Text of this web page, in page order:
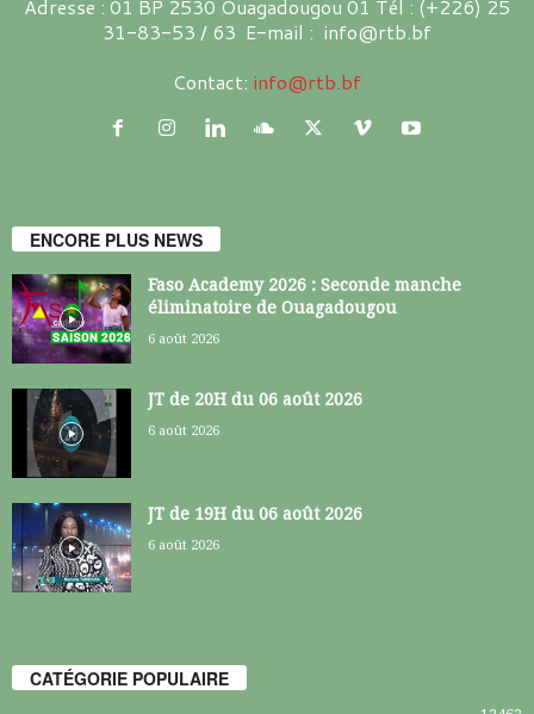
Adresse : 01 BP 2530 Ouagadougou 01 Tél : (+226) 25
31-83-53 / 63 E-mail : info@rtb.bf
Contact: info@rtb.bf
ENCORE PLUS NEWS
Faso Academy 2026 : Seconde manche
éliminatoire de Ouagadougou
6 août 2026
JT de 20H du 06 août 2026
6 août 2026
JT de 19H du 06 août 2026
6 août 2026
CATÉGORIE POPULAIRE